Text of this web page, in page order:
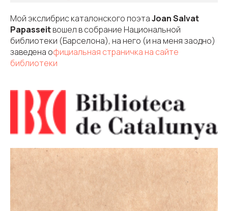
Мой экслибрис каталонского поэтаJoan Salvat
Papasseitвошел в собрание Национальной
библиотеки (Барселона), на него (и на меня заодно)
заведена официальная страничка на сайте
библиотеки